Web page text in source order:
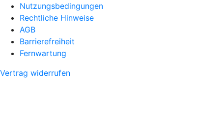
Nutzungsbedingungen
Rechtliche Hinweise
AGB
Barrierefreiheit
Fernwartung
Vertrag widerrufen